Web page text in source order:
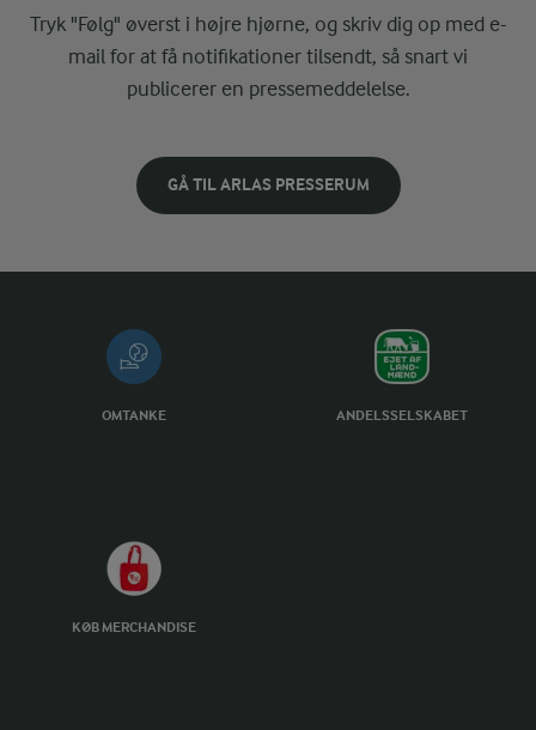
Tryk "Følg" øverst i højre hjørne, og skriv dig op med e-
mail for at få notifikationer tilsendt, så snart vi
publicerer en pressemeddelelse.
GÅ TIL ARLAS PRESSERUM
OMTANKE ANDELSSELSKABET
KØB MERCHANDISE